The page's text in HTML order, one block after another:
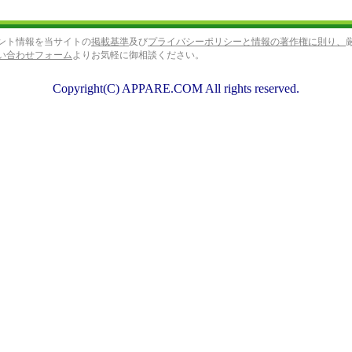
ト情報を当サイトの掲載基準及びプライバシーポリシーと情報の著作権に則り、
合わせフォームよりお気軽に御相談ください。
Copyright(C) APPARE.COM All rights reserved.